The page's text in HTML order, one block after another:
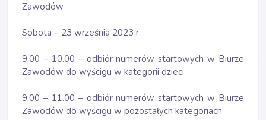
Zawodów
Sobota – 23 września 2023 r.
9.00 – 10.00 – odbiór numerów startowych w Biurze
Zawodów do wyścigu w kategorii dzieci
9.00 – 11.00 – odbiór numerów startowych w Biurze
Zawodów do wyścigu w pozostałych kategoriach